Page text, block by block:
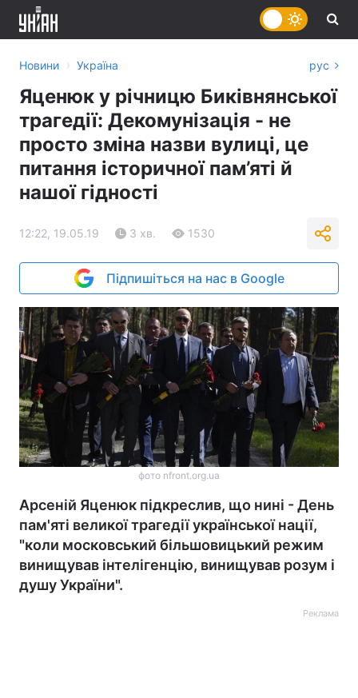
Новини › Україна рус
Яценюк у річницю Биківнянської
трагедії: Декомунізація - не
просто зміна назви вулиці, це
питання історичної пам’яті й
нашої гідності
12:22, 19.05.19 3 хв. 1530
Підпишіться на нас в Google
фото nfront.org.ua
Арсеній Яценюк підкреслив, що нині - День
пам'яті великої трагедії української нації,
"коли московський більшовицький режим
винищував інтелігенцію, винищував розум і
душу України".
Реклама